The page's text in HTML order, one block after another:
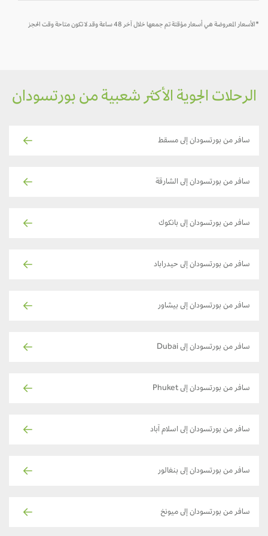
*الأسعار المعروضة هي أسعار مؤقتة تم جمعها خلال آخر 48 ساعة وقد لا تكون متاحة وقت الحجز
الرحلات الجوية الأكثر شعبية من بورتسودان
سافر من بورتسودان إلى مسقط
سافر من بورتسودان إلى الشارقة
سافر من بورتسودان إلى بانكوك
سافر من بورتسودان إلى حيدراباد
سافر من بورتسودان إلى بيشاور
سافر من بورتسودان إلى Dubai
سافر من بورتسودان إلى Phuket
سافر من بورتسودان إلى اسلام آباد
سافر من بورتسودان إلى بنغالور
سافر من بورتسودان إلى ميونخ